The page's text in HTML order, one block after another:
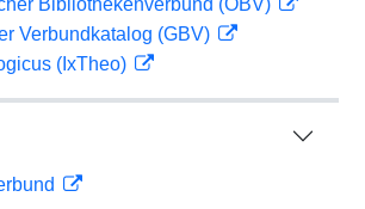
Bibliothekenverbund (OBV)
Verbundkatalog (GBV)
(IxTheo)